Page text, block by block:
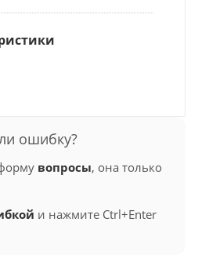
ошибку?
вопросы, она только
и нажмите Ctrl+Enter